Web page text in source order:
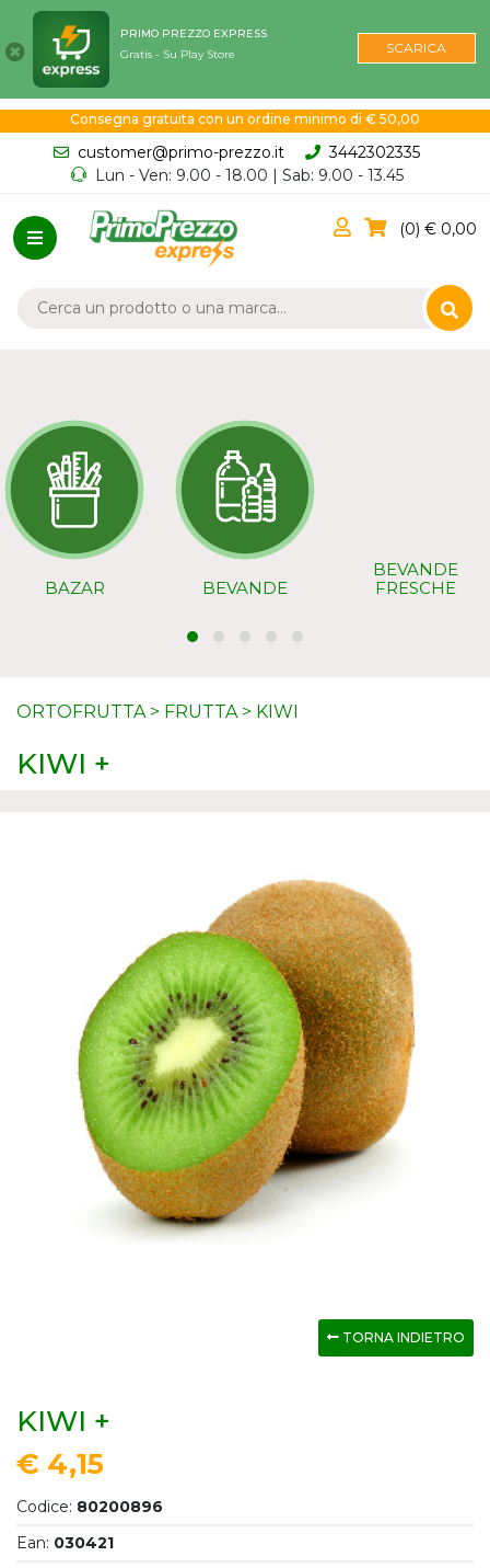
PRIMO PREZZO EXPRESS
Gratis - Su Play Store
SCARICA
Consegna gratuita con un ordine minimo di € 50,00
customer@primo-prezzo.it
3442302335
Lun - Ven: 9.00 - 18.00 | Sab: 9.00 - 13.45
0 0,00
BAZAR BEVANDE
BEVANDE
FRESCHE
ORTOFRUTTA> FRUTTA> KIWI
KIWI +
TORNA INDIETRO
KIWI +
€ 4,15
Codice: 80200896
Ean: 030421